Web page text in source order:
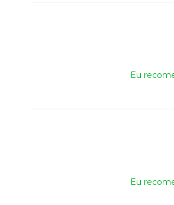
Eu
Eu